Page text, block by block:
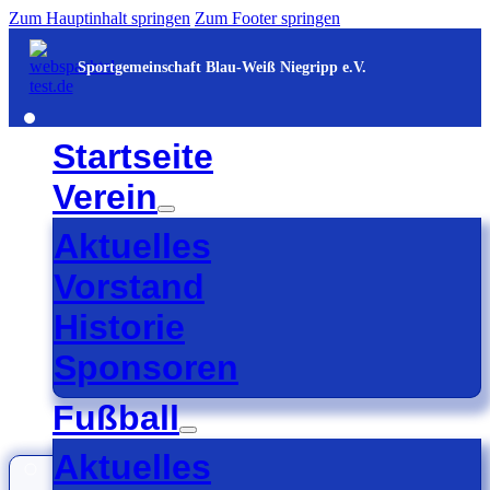
Zum Hauptinhalt springen Zum Footer springen
Sportgemeinschaft Blau-Weiß Niegripp e.V.
Startseite
Verein
Aktuelles
Vorstand
Historie
Sponsoren
Fußball
Aktuelles